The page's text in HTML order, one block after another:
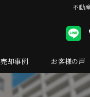
不動
売却事例 お客様の声